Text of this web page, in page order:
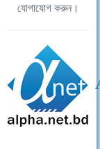
যোগাযোগ করুন।